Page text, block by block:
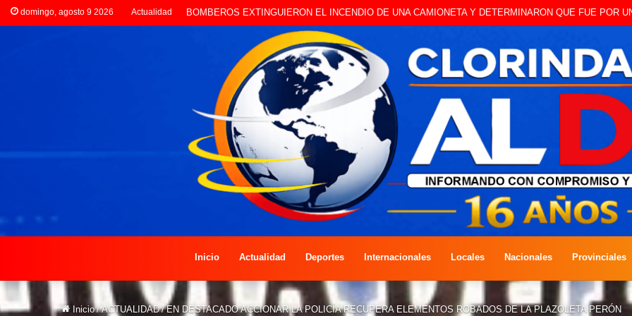
domingo, agosto 9 2026 Actualidad LA POLICÍA INVESTIGA ROBO A CAMBISTA OCURRIDO ESTE JUEVES
Inicio Actualidad Deportes Internacionales Locales Nacionales Provinciales
Inicio / ACTUALIDAD / EN DESTACADO ACCIONAR LA POLICÍA RECUPERA ELEMENTOS ROBADOS DE LA PLAZOLETA PERÓN